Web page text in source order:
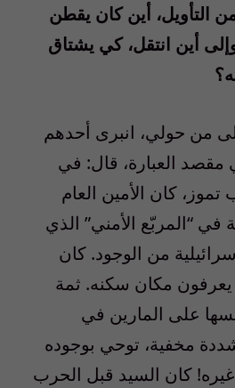
التأويل، أين كان يقطن
أين انتقل، كي يشتاق
من حولي، انبرى أحدهم
مقصد العبارة، قال: في
كان الأمين العام
“المربّع الأمني” الذي
من الوجود. كان
مكان سكنه. ثمة
على المارين في
مخفية، توحي بوجوده
كان السيد قبل الحرب